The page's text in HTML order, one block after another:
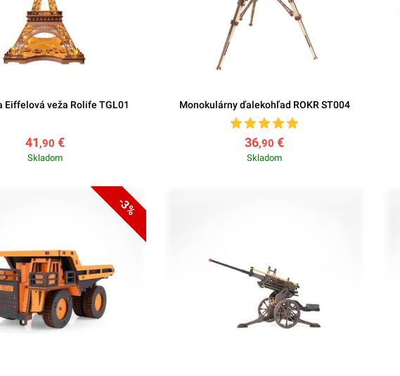
Eiffelová veža Rolife TGL01
41 ,90 €
Skladom
Monokulárny ďalekohľad ROKR ST004
36,90 €
Skladom
-3%